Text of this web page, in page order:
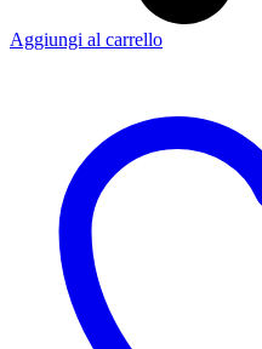
Aggiungi al carrello